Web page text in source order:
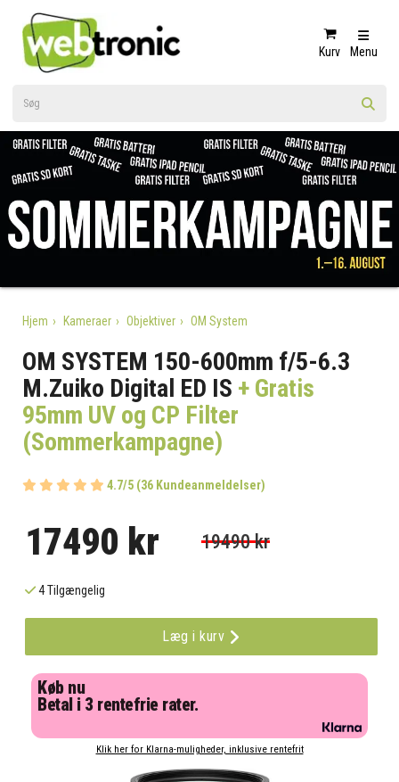
Kurv Menu
Hjem Kameraer Objektiver OM System
OM SYSTEM 150-600mm f/5-6.3
M.Zuiko Digital ED IS + Gratis
95mm UV og CP Filter
(Sommerkampagne)
4.7/5 (36 Kundeanmeldelser)
17490 kr 19490 kr
4 Tilgængelig
Læg i kurv
Køb nu
Betal i 3 rentefrie rater.
Klik her for Klarna-muligheder, inklusive rentefrit